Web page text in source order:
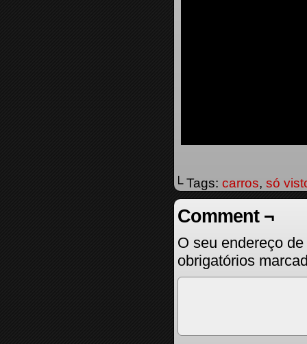
└ Tags: carros, só
Comment ¬
O seu endereço
obrigatórios